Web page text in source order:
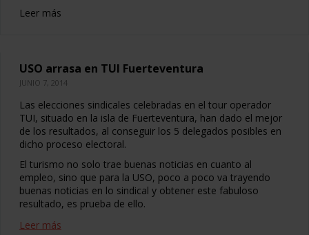
Leer más
USO arrasa en TUI Fuerteventura
JUNIO 7, 2014
Las elecciones sindicales celebradas en el tour operador
TUI, situado en la isla de Fuerteventura, han dado el mejor
de los resultados, al conseguir los 5 delegados posibles en
dicho proceso electoral.
El turismo no solo trae buenas noticias en cuanto al
empleo, sino que para la USO, poco a poco va trayendo
buenas noticias en lo sindical y obtener este fabuloso
resultado, es prueba de ello.
Leer más